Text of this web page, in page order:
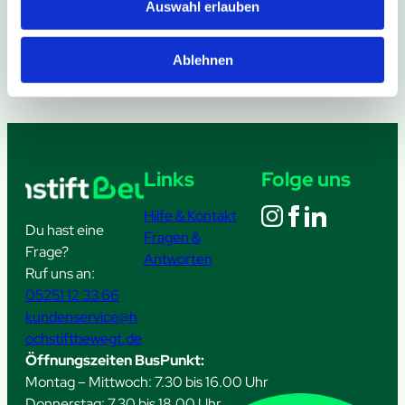
Auswahl erlauben
Ablehnen
Allgemeine Informationen zum Holibri
Du hast eine
Frage?
Ruf uns an:
05251 12 33 66
kundenservice@h
ochstiftbewegt.de
Links
Hilfe & Kontakt
Fragen &
Antworten
Folge uns
Öffnungszeiten BusPunkt:
Montag – Mittwoch: 7.30 bis 16.00 Uhr